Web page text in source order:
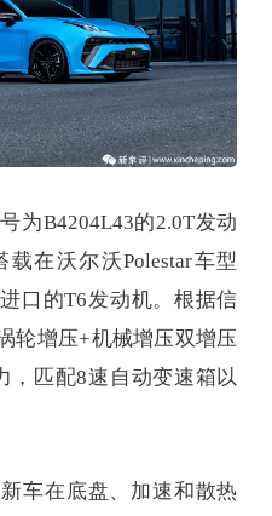
为B4204L43的2.0T发动
在沃尔沃Polestar车型
口的T6发动机。根据信
轮增压+机械增压双增压
，匹配8速自动变速箱以
车在底盘、加速和散热